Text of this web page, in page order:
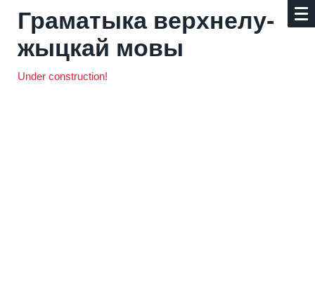
Граматыка верх­не­лу­
жыц­кай мовы
Under construction!